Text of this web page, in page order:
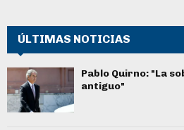
ÚLTIMAS NOTICIAS
Pablo Quirno: "La
antiguo"